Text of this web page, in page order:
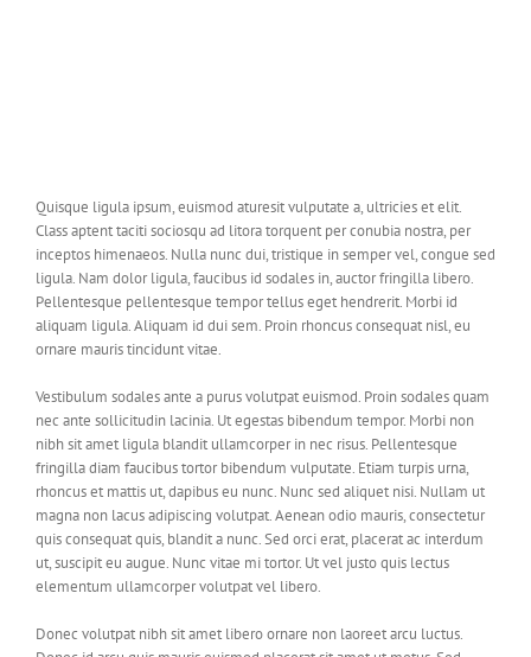
Quisque ligula ipsum, euismod aturesit vulputate a, ultricies et elit.
Class aptent taciti sociosqu ad litora torquent per conubia nostra, per
inceptos himenaeos. Nulla nunc dui, tristique in semper vel, congue sed
ligula. Nam dolor ligula, faucibus id sodales in, auctor fringilla libero.
Pellentesque pellentesque tempor tellus eget hendrerit. Morbi id
aliquam ligula. Aliquam id dui sem. Proin rhoncus consequat nisl, eu
ornare mauris tincidunt vitae.
Vestibulum sodales ante a purus volutpat euismod. Proin sodales quam
nec ante sollicitudin lacinia. Ut egestas bibendum tempor. Morbi non
nibh sit amet ligula blandit ullamcorper in nec risus. Pellentesque
fringilla diam faucibus tortor bibendum vulputate. Etiam turpis urna,
rhoncus et mattis ut, dapibus eu nunc. Nunc sed aliquet nisi. Nullam ut
magna non lacus adipiscing volutpat. Aenean odio mauris, consectetur
quis consequat quis, blandit a nunc. Sed orci erat, placerat ac interdum
ut, suscipit eu augue. Nunc vitae mi tortor. Ut vel justo quis lectus
elementum ullamcorper volutpat vel libero.
Donec volutpat nibh sit amet libero ornare non laoreet arcu luctus.